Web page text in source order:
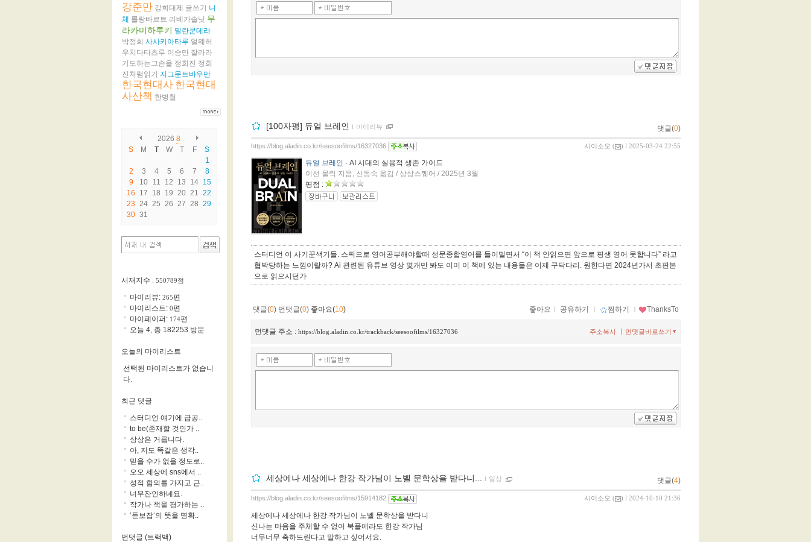
[100자평] 듀얼 브레인 ｌ 마이리뷰 댓글(0)
시이소오 ( ) l 2025-03-24 22:55
https://blog.aladin.co.kr/seesoofilms/16327036
듀얼 브레인 - AI 시대의 실용적 생존 가이드
이선 몰릭 지음, 신동숙 옮김 / 상상스퀘어 / 2025년 3월
평점 :
스터디언 이 사기꾼색기들. 스픽으로 영어공부해야할때 성문종합영어를 들이밀면서 “이 책 안읽으면 앞으로 평생 영어 못합니다” 라고
협박당하는 느낌이랄까? Ai 관련된 유튜브 영상 몇개만 봐도 이미 이 책에 있는 내용들은 이제 구닥다리. 원한다면 2024년가서 초판본
으로 읽으시던가
댓글(0) 먼댓글(0) 좋아요(10) 좋아요 ｌ 공유하기 ｌ 찜하기 ｌ ThanksTo
먼댓글 주소 : https://blog.aladin.co.kr/trackback/seesoofilms/16327036 먼댓글바로쓰기
주소복사
세상에나 세상에나 한강 작가님이 노벨 문학상을 받다니... ｌ 일상 댓글(4)
시이소오 ( ) l 2024-10-10 21:36
https://blog.aladin.co.kr/seesoofilms/15914182
세상에나 세상에나 한강 작가님이 노벨 문학상을 받다니
신나는 마음을 주체할 수 없어 북플에라도 한강 작가님
너무너무 축하드린다고 말하고 싶어서요.
강준만 강희대제 글쓰기
니
체 롤랑바르트 리베카솔닛 무
라카미하루키 밀란쿤데라
박정희 사사키아타루 얼웨허
우치다타츠루 이승만 잘라라
기도하는그손을 정희진 정희
진처럼읽기
지그문트바우만
한국현대사 한국현대
사산책 한병철
2026 8
S
M T W T F
S
1
2
3 4 5 6 7
8
9
10 11 12 13 14 15
16
17 18 19 20 21 22
23 24 25 26 27 28 29
30 31
서재지수 : 550789점
마이리뷰: 265편
마이리스트: 0편
마이페이퍼: 174편
오늘 4, 총 182253 방문
오늘의 마이리스트
선택된 마이리스트가 없습니
다.
최근 댓글
스터디언 얘기에 급공..
to be(존재할 것인가 ..
상상은 거릅니다.
아, 저도 똑같은 생각..
믿을 수가 없을 정도로..
오오 세상에 sns에서 ..
성적 함의를 가지고 근..
너무잔인하네요.
작가나 책을 평가하는 ..
‘듣보잡‘의 뜻을 명확..
먼댓글 (트랙백)